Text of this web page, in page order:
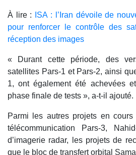
À lire :
ISA : l’Iran dévoile de
pour renforcer le contrôle des
réception des images
« Durant cette période, des
satellites Pars-1 et Pars-2, ainsi
1, ont également été achevées
phase finale de tests », a-t-il ajouté.
Parmi les autres projets en
télécommunication Pars-3,
d’imagerie radar, les projets de
que le bloc de transfert orbital